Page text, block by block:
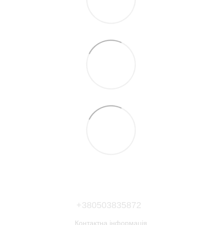
+380503835872
Контактна інформація